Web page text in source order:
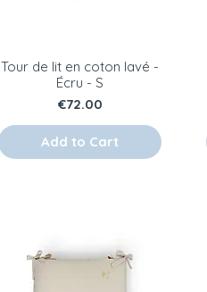
Tour de lit en coton lavé -
Écru - S
Price
€72.00
Add to Cart